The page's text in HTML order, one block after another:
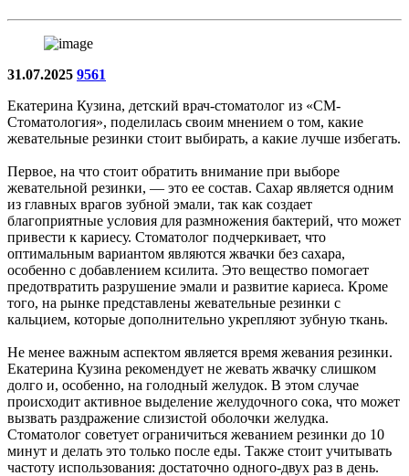
31.07.2025 9561
Екатерина Кузина, детский врач-стоматолог из «СМ-
Стоматология», поделилась своим мнением о том, какие
жевательные резинки стоит выбирать, а какие лучше избегать.
Первое, на что стоит обратить внимание при выборе
жевательной резинки, — это ее состав. Сахар является одним
из главных врагов зубной эмали, так как создает
благоприятные условия для размножения бактерий, что может
привести к кариесу. Стоматолог подчеркивает, что
оптимальным вариантом являются жвачки без сахара,
особенно с добавлением ксилита. Это вещество помогает
предотвратить разрушение эмали и развитие кариеса. Кроме
того, на рынке представлены жевательные резинки с
кальцием, которые дополнительно укрепляют зубную ткань.
Не менее важным аспектом является время жевания резинки.
Екатерина Кузина рекомендует не жевать жвачку слишком
долго и, особенно, на голодный желудок. В этом случае
происходит активное выделение желудочного сока, что может
вызвать раздражение слизистой оболочки желудка.
Стоматолог советует ограничиться жеванием резинки до 10
минут и делать это только после еды. Также стоит учитывать
частоту использования: достаточно одного-двух раз в день.